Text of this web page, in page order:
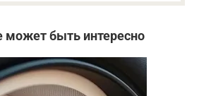
может быть интересно